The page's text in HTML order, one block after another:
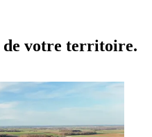
de votre territoire.